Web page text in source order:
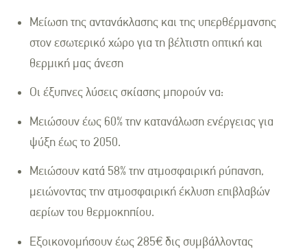
Μείωση της αντανάκλασης και της υπερθέρμανσης
στον εσωτερικό χώρο για τη βέλτιστη οπτική και
θερμική μας άνεση
Οι έξυπνες λύσεις σκίασης μπορούν να:
Μειώσουν έως 60% την κατανάλωση ενέργειας για
ψύξη έως το 2050.
Μειώσουν κατά 58% την ατμοσφαιρική ρύπανση,
μειώνοντας την ατμοσφαιρική έκλυση επιβλαβών
αερίων του θερμοκηπίου.
Εξοικονομήσουν έως 285€ δις συμβάλλοντας